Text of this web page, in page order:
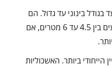
בגודל בינוני עד גדול. הם
בדרך כלל מגיעים לגבהים הנעים בין 4.5 עד 6 מטרים, אם
ביותר. האשכוליות